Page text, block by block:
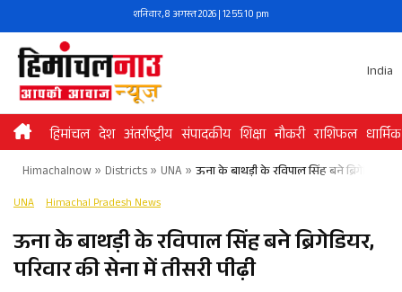
to
content
शनिवार, 8 अगस्त 2026 | 12:55:11 pm
India
हिमांचल देश अंतर्राष्ट्रीय संपादकीय शिक्षा नौकरी राशिफल धार्मिक
Himachalnow» Districts» UNA » ऊना के बाथड़ी के रविपाल सिंह बने ब्रिगेडियर,
UNA Himachal Pradesh News
ऊना के बाथड़ी के रविपाल सिंह बने ब्रिगेडियर,
परिवार की सेना में तीसरी पीढ़ी